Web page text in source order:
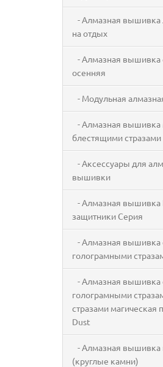
- Алмазная вышивка
на отдых
- Алмазная вышивка
осенняя
- Модульная
- Алмазная
блестящими стразами
- Аксессуары для
вышивки
- Алмазная вышивка
защитники Серия
- Алмазная вышивка
голограмными
- Алмазная вышивка
голограмными
стразами магическая
Dust
- Алмазная вышивка
(круглые камни)